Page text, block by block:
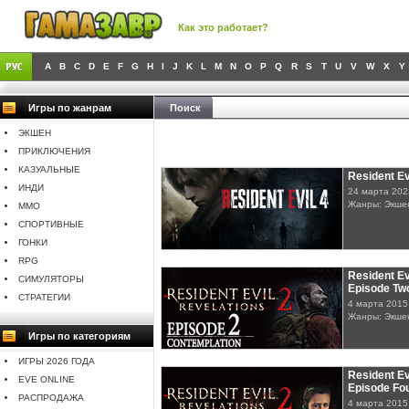
Как это работает?
A B C D E F G H I J K L M N O P Q R S T U V W X Y
Игры по жанрам
ЭКШЕН
ПРИКЛЮЧЕНИЯ
КАЗУАЛЬНЫЕ
ИНДИ
MMO
СПОРТИВНЫЕ
ГОНКИ
RPG
СИМУЛЯТОРЫ
СТРАТЕГИИ
Игры по категориям
ИГРЫ 2026 ГОДА
EVE ONLINE
РАСПРОДАЖА
Поиск
Resident
24 марта
Жанры:
Resident
Episode
4 марта 2015
Жанры:
Resident
Episode
4 марта 2015